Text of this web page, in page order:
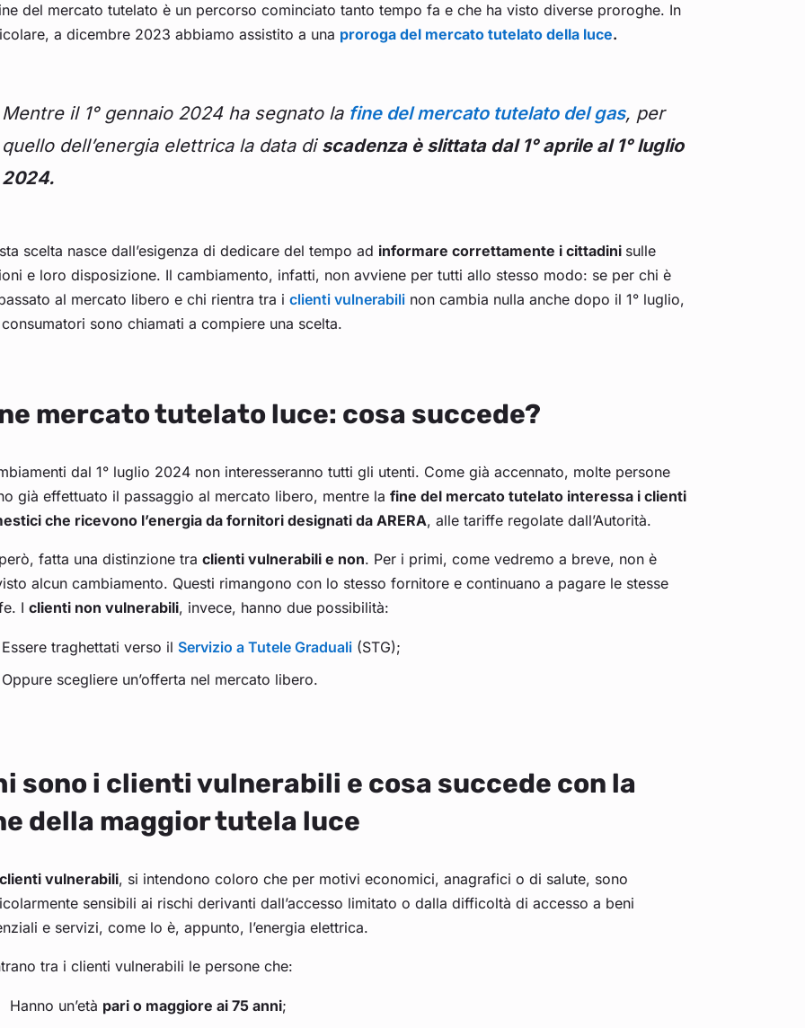
del mercato tutelato è un percorso cominciato tanto tempo fa e che ha visto diverse proroghe. In
a dicembre 2023 abbiamo assistito a una proroga del mercato tutelato della luce.
Mentre il 1° gennaio 2024 ha segnato la fine del mercato tutelato del gas, per
quello dell’energia elettrica la data di scadenza è slittata dal 1° aprile al 1° luglio
2024.
scelta nasce dall’esigenza di dedicare del tempo ad informare correttamente i cittadini sulle
e loro disposizione. Il cambiamento, infatti, non avviene per tutti allo stesso modo: se per chi è
al mercato libero e chi rientra tra i clienti vulnerabilinon cambia nulla anche dopo il 1° luglio,
sono chiamati a compiere una scelta.
mercato tutelato luce: cosa succede?
dal 1° luglio 2024 non interesseranno tutti gli utenti. Come già accennato, molte persone
già effettuato il passaggio al mercato libero, mentre la fine del mercato tutelato interessa i clienti
che ricevono l’energia da fornitori designati da ARERA, alle tariffe regolate dall’Autorità.
fatta una distinzione tra clienti vulnerabili e non. Per i primi, come vedremo a breve, non è
alcun cambiamento. Questi rimangono con lo stesso fornitore e continuano a pagare le stesse
I clienti non vulnerabili, invece, hanno due possibilità:
Essere traghettati verso il Servizio a Tutele Graduali (STG);
Oppure scegliere un’offerta nel mercato libero.
sono i clienti vulnerabili e cosa succede con la
della maggior tutela luce
vulnerabili, si intendono coloro che per motivi economici, anagrafici o di salute, sono
sensibili ai rischi derivanti dall’accesso limitato o dalla difficoltà di accesso a beni
e servizi, come lo è, appunto, l’energia elettrica.
tra i clienti vulnerabili le persone che:
Hanno un’età pari o maggiore ai 75 anni;